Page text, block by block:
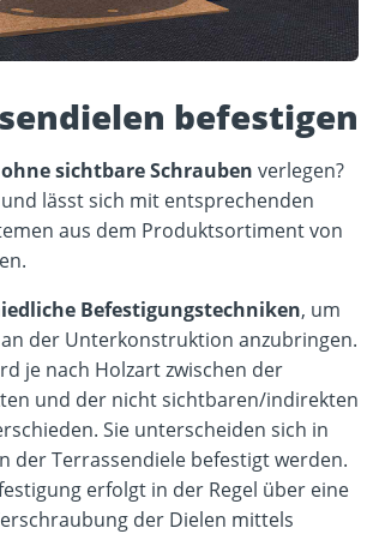
befestigen
ohne sichtbare Schrauben verlegen?
lässt sich mit entsprechenden
aus dem Produktsortiment von
Befestigungstechniken, um
der Unterkonstruktion anzubringen.
je nach Holzart zwischen der
und der nicht sichtbaren/indirekten
Sie unterscheiden sich in
der Terrassendiele befestigt werden.
erfolgt in der Regel über eine
der Dielen mittels